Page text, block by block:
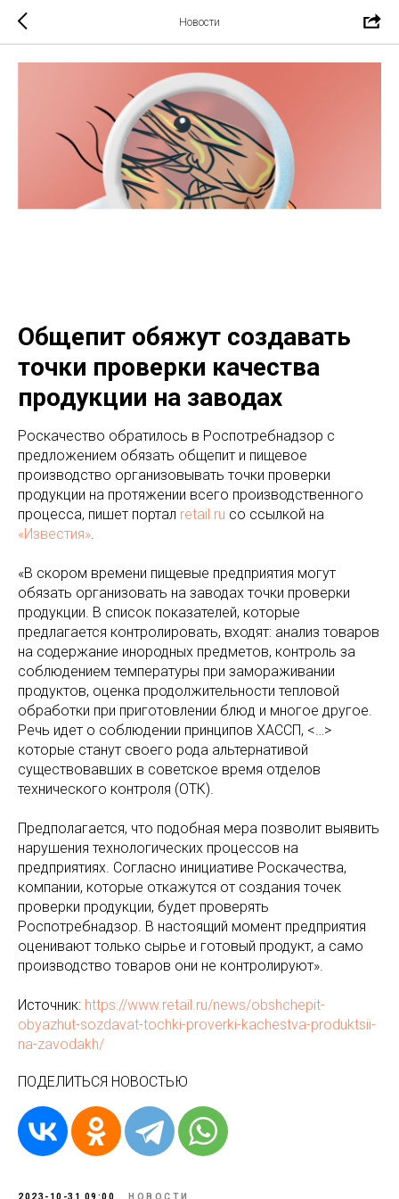
Новости
Общепит обяжут создавать
точки проверки качества
продукции на заводах
Роскачество обратилось в Роспотребнадзор с
предложением обязать общепит и пищевое
производство организовывать точки проверки
продукции на протяжении всего производственного
процесса, пишет портал retаil.ru со ссылкой на
«Известия»
«В скором времени пищевые предприятия могут
обязать организовать на заводах точки проверки
продукции. В список показателей, которые
предлагается контролировать, входят: анализ товаров
на содержание инородных предметов, контроль за
соблюдением температуры при замораживании
продуктов, оценка продолжительности тепловой
обработки при приготовлении блюд и многое другое.
Речь идет о соблюдении принципов ХАССП, <…>
которые станут своего рода альтернативой
существовавших в советское время отделов
технического контроля (ОТК).
Предполагается, что подобная мера позволит выявить
нарушения технологических процессов на
предприятиях. Согласно инициативе Роскачества,
компании, которые откажутся от создания точек
проверки продукции, будет проверять
Роспотребнадзор. В настоящий момент предприятия
оценивают только сырье и готовый продукт, а само
производство товаров они не контролируют».
Источник: https://www.retail.ru/news/obshchepit-
obyazhut-sozdavat-tochki-proverki-kachestva-produktsii-
na-zavodakh/
ПОДЕЛИТЬСЯ НОВОСТЬЮ
2023-10-31 09:00 НОВОСТИ